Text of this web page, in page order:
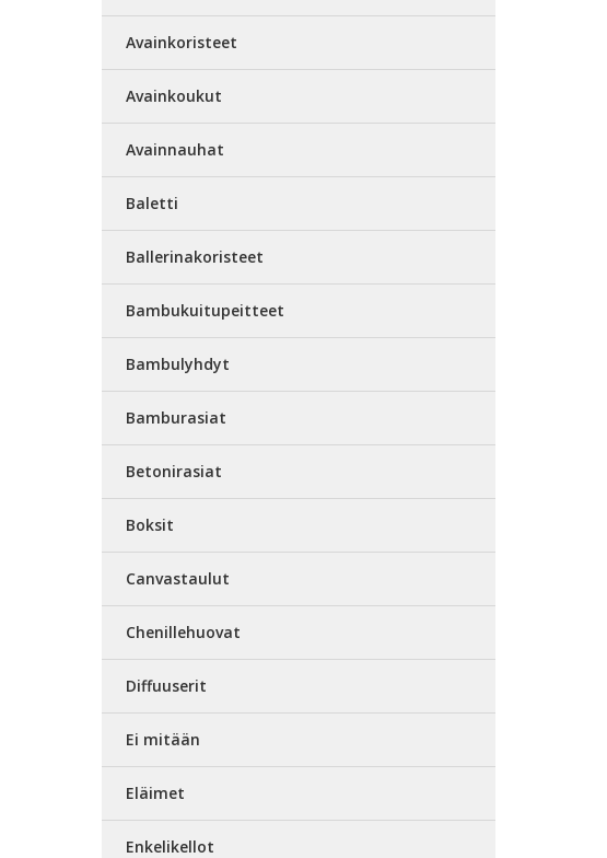
Avainkoristeet
Avainkoukut
Avainnauhat
Baletti
Ballerinakoristeet
Bambukuitupeitteet
Bambulyhdyt
Bamburasiat
Betonirasiat
Boksit
Canvastaulut
Chenillehuovat
Diffuuserit
Ei mitään
Eläimet
Enkelikellot